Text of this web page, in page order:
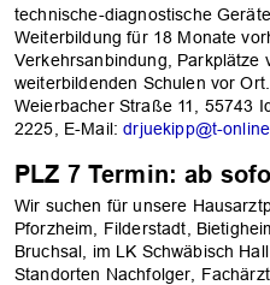
technische-diagnostische
Weiterbildung für 18 Monate
Verkehrsanbindung, Parkplätze
weiterbildenden Schulen vor
Weierbacher Straße 11, 55743
2225, E-Mail:drjuekipp@t-
PLZ 7 Termin: ab
Wir suchen für unsere
Pforzheim, Filderstadt,
Bruchsal, im LK Schwäbisch
Standorten Nachfolger,